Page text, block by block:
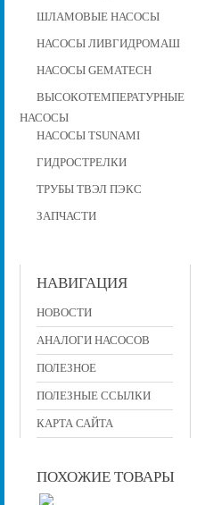
ШЛАМОВЫЕ НАСОСЫ
НАСОСЫ ЛИВГИДРОМАШ
НАСОСЫ GEMATECH
ВЫСОКОТЕМПЕРАТУРНЫЕ
НАСОСЫ
НАСОСЫ TSUNAMI
ГИДРОСТРЕЛКИ
ТРУБЫ ТВЭЛ ПЭКС
ЗАПЧАСТИ
НАВИГАЦИЯ
НОВОСТИ
АНАЛОГИ НАСОСОВ
ПОЛЕЗНОЕ
ПОЛЕЗНЫЕ ССЫЛКИ
КАРТА САЙТА
ПОХОЖИЕ ТОВАРЫ